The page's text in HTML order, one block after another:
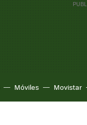
Móviles Movistar